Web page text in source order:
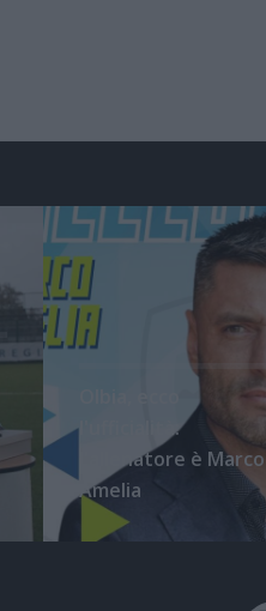
l'ufficialità:
l'allenatore è Marco
Amelia